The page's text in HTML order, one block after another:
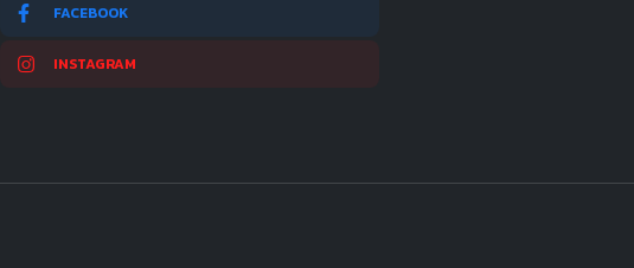
FACEBOOK
INSTAGRAM